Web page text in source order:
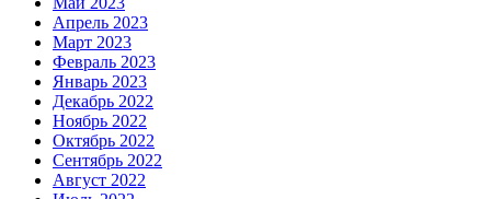
Апрель 2023
Март 2023
Февраль 2023
Январь 2023
Декабрь 2022
Ноябрь 2022
Октябрь 2022
Сентябрь 2022
Август 2022